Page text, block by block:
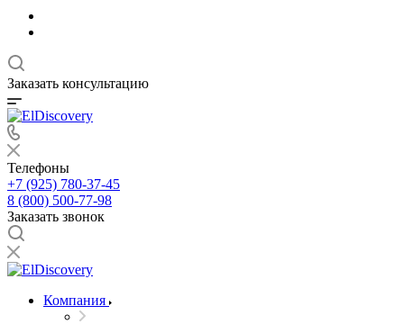
Заказать консультацию
Телефоны
+7 (925) 780-37-45
8 (800) 500-77-98
Заказать звонок
Компания